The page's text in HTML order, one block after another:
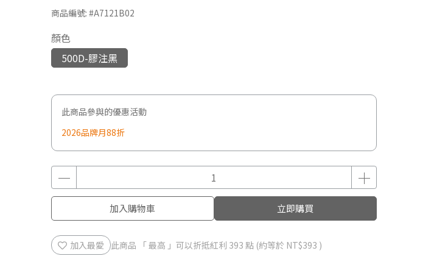
商品編號: #A7121B02
顏色
500D-膠注黑
此商品參與的優惠活動
2026品牌月88折
加入購物車 立即購買
加入最愛 此商品 「 最高 」可以折抵紅利 393 點 (約等於 NT$393 )